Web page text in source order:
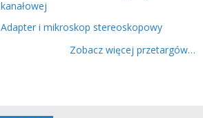
kanałowej
Adapter i mikroskop stereoskopowy
Zobacz więcej przetargów…